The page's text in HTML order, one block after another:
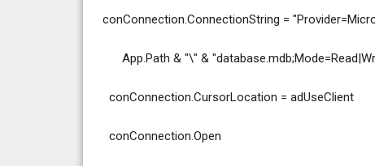
conConnection.ConnectionString =
App.Path & "\" &
conConnection.CursorLocation = adUseClient
conConnection.Open